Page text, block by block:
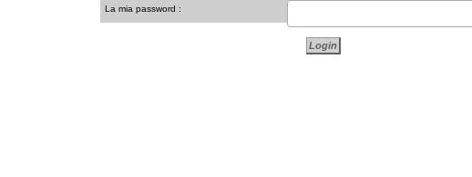
La mia password :